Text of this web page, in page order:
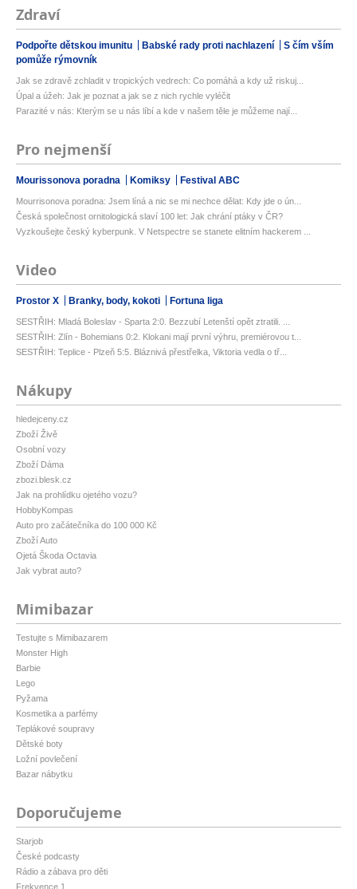
Zdraví
Podpořte dětskou imunitu Babské rady proti nachlazení
S čím vším
pomůže rýmovník
Jak se zdravě zchladit v tropických vedrech: Co pomáhá a kdy už riskuj...
Úpal a úžeh: Jak je poznat a jak se z nich rychle vyléčit
Parazité v nás: Kterým se u nás líbí a kde v našem těle je můžeme nají...
Pro nejmenší
Mourissonova poradna Komiksy Festival ABC
Mourrisonova poradna: Jsem líná a nic se mi nechce dělat: Kdy jde o ún...
Česká společnost ornitologická slaví 100 let: Jak chrání ptáky v ČR?
Vyzkoušejte český kyberpunk. V Netspectre se stanete elitním hackerem ...
Video
Prostor X Branky, body, kokoti Fortuna liga
SESTŘIH: Mladá Boleslav - Sparta 2:0. Bezzubí Letenští opět ztratili. ...
SESTŘIH: Zlín - Bohemians 0:2. Klokani mají první výhru, premiérovou t...
SESTŘIH: Teplice - Plzeň 5:5. Bláznivá přestřelka, Viktoria vedla o tř...
Nákupy
hledejceny.cz
Zboží Živě
Osobní vozy
Zboží Dáma
zbozi.blesk.cz
Jak na prohlídku ojetého vozu?
HobbyKompas
Auto pro začátečníka do 100 000 Kč
Zboží Auto
Ojetá Škoda Octavia
Jak vybrat auto?
Mimibazar
Testujte s Mimibazarem
Monster High
Barbie
Lego
Pyžama
Kosmetika a parfémy
Teplákové soupravy
Dětské boty
Ložní povlečení
Bazar nábytku
Doporučujeme
Starjob
České podcasty
Rádio a zábava pro děti
Frekvence 1